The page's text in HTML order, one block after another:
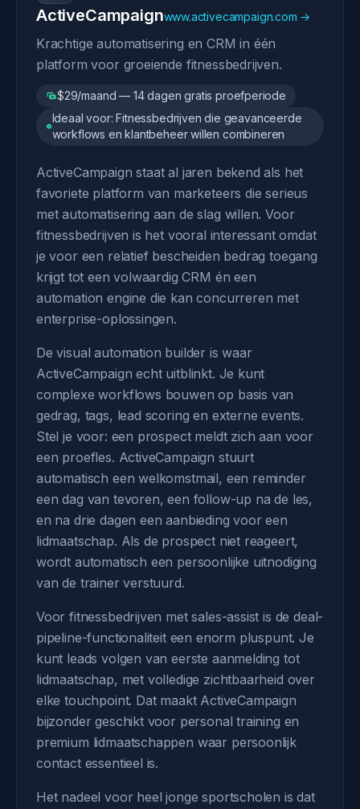
ActiveCampaignwww.activecampaign.com →
Krachtige automatisering en CRM in één
platform voor groeiende fitnessbedrijven.
$29/maand — 14 dagen gratis proefperiode
Ideaal voor: Fitnessbedrijven die geavanceerde
workflows en klantbeheer willen combineren
ActiveCampaign staat al jaren bekend als het
favoriete platform van marketeers die serieus
met automatisering aan de slag willen. Voor
fitnessbedrijven is het vooral interessant omdat
je voor een relatief bescheiden bedrag toegang
krijgt tot een volwaardig CRM én een
automation engine die kan concurreren met
enterprise-oplossingen.
De visual automation builder is waar
ActiveCampaign echt uitblinkt. Je kunt
complexe workflows bouwen op basis van
gedrag, tags, lead scoring en externe events.
Stel je voor: een prospect meldt zich aan voor
een proefles. ActiveCampaign stuurt
automatisch een welkomstmail, een reminder
een dag van tevoren, een follow-up na de les,
en na drie dagen een aanbieding voor een
lidmaatschap. Als de prospect niet reageert,
wordt automatisch een persoonlijke uitnodiging
van de trainer verstuurd.
Voor fitnessbedrijven met sales-assist is de deal-
pipeline-functionaliteit een enorm pluspunt. Je
kunt leads volgen van eerste aanmelding tot
lidmaatschap, met volledige zichtbaarheid over
elke touchpoint. Dat maakt ActiveCampaign
bijzonder geschikt voor personal training en
premium lidmaatschappen waar persoonlijk
contact essentieel is.
Het nadeel voor heel jonge sportscholen is dat